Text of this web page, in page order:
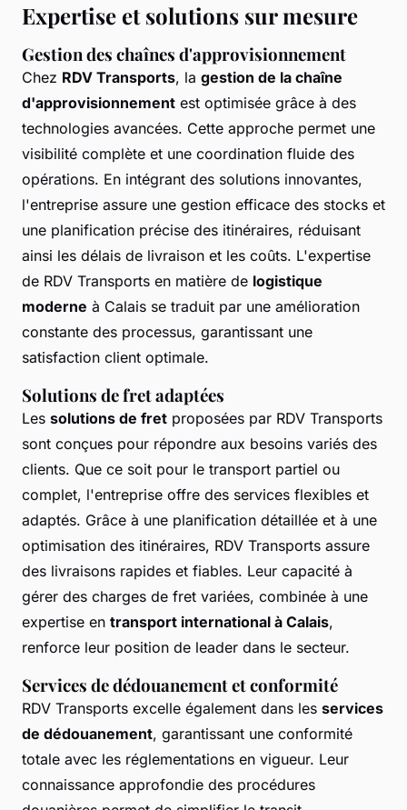
Expertise et solutions sur mesure
Gestion des chaînes d'approvisionnement
Chez RDV Transports, la gestion de la chaîne
d'approvisionnement est optimisée grâce à des
technologies avancées. Cette approche permet une
visibilité complète et une coordination fluide des
opérations. En intégrant des solutions innovantes,
l'entreprise assure une gestion efficace des stocks et
une planification précise des itinéraires, réduisant
ainsi les délais de livraison et les coûts. L'expertise
de RDV Transports en matière de logistique
moderne à Calais se traduit par une amélioration
constante des processus, garantissant une
satisfaction client optimale.
Solutions de fret adaptées
Les solutions de fret proposées par RDV Transports
sont conçues pour répondre aux besoins variés des
clients. Que ce soit pour le transport partiel ou
complet, l'entreprise offre des services flexibles et
adaptés. Grâce à une planification détaillée et à une
optimisation des itinéraires, RDV Transports assure
des livraisons rapides et fiables. Leur capacité à
gérer des charges de fret variées, combinée à une
expertise en transport international à Calais,
renforce leur position de leader dans le secteur.
Services de dédouanement et conformité
RDV Transports excelle également dans les services
de dédouanement, garantissant une conformité
totale avec les réglementations en vigueur. Leur
connaissance approfondie des procédures